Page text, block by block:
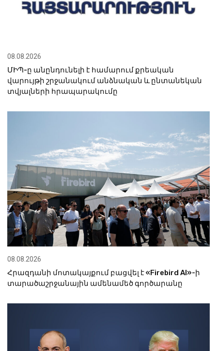
08.08.2026
ՄԻՊ-ը անընդունելի է համարում քրեական
վարույթի շրջանակում անձնական և ընտանեկան
տվյալների հրապարակումը
08.08.2026
Հրազդանի մոտակայքում բացվել է «Firebird AI»-ի
տարածաշրջանային ամենամեծ գործարանը